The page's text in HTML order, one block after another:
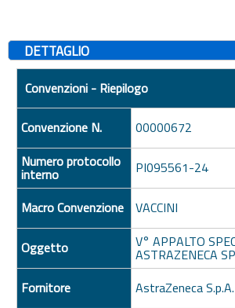
DETTAGLIO
Convenzioni - Riepilogo
Convenzione N.
00000672
Numero protocollo
interno PI095561-24
Macro Convenzione VACCINI
Oggetto V° APPALTO
ASTRAZENECA
Fornitore
AstraZeneca S.p.A.